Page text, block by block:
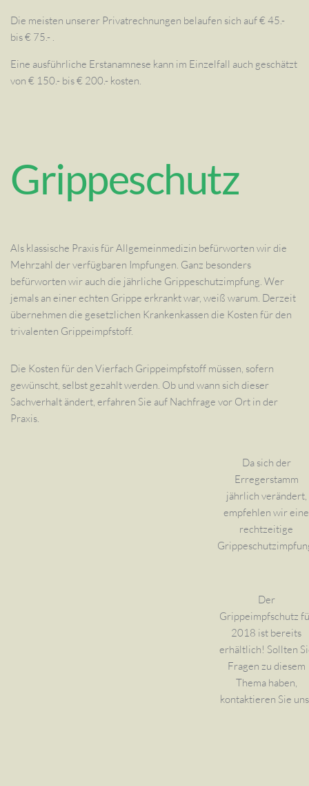
Die meisten unserer Privatrechnungen belaufen sich auf € 45.-
bis € 75.- .
Eine ausführliche Erstanamnese kann im Einzelfall auch geschätzt
von € 150.- bis € 200.- kosten.
Grippeschutz
Als klassische Praxis für Allgemeinmedizin befürworten wir die
Mehrzahl der verfügbaren Impfungen. Ganz besonders
befürworten wir auch die jährliche Grippeschutzimpfung. Wer
jemals an einer echten Grippe erkrankt war, weiß warum. Derzeit
übernehmen die gesetzlichen Krankenkassen die Kosten für den
trivalenten Grippeimpfstoff.
Die Kosten für den Vierfach Grippeimpfstoff müssen, sofern
gewünscht, selbst gezahlt werden. Ob und wann sich dieser
Sachverhalt ändert, erfahren Sie auf Nachfrage vor Ort in der
Praxis.
Da sich der
Erregerstamm
jährlich verändert,
empfehlen wir eine
rechtzeitige
Der
Grippeimpfschutz
2018 ist bereits
erhältlich! Sollten
Fragen zu diesem
Thema haben,
kontaktieren Sie